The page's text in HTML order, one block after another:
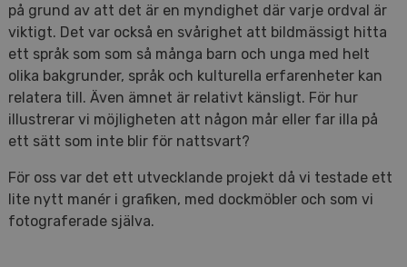
på grund av att det är en myndighet där varje ordval är
viktigt. Det var också en svårighet att bildmässigt hitta
ett språk som som så många barn och unga med helt
olika bakgrunder, språk och kulturella erfarenheter kan
relatera till. Även ämnet är relativt känsligt. För hur
illustrerar vi möjligheten att någon mår eller far illa på
ett sätt som inte blir för nattsvart?
För oss var det ett utvecklande projekt då vi testade ett
lite nytt manér i grafiken, med dockmöbler och som vi
fotograferade själva.